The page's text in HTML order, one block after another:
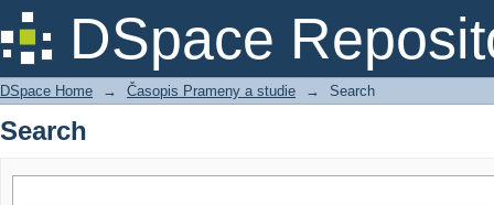
DSpace
Search
DSpace Home → Časopis Prameny a studie → Search
Search